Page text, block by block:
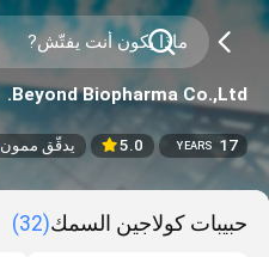
Beyond Biopharma Co.,Ltd.
17
YEARS
5.0 يدقّق ممون
حبيبات كولاجين السمك(32)